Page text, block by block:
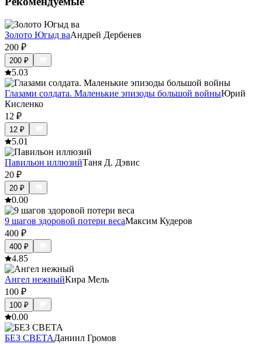
Золото Югыд ваАндрей Дербенев
200 ₽
200 ₽
5.03
Глазами солдата. Маленькие эпизоды большой войныЮрий
Кисленко
12 ₽
12 ₽
5.01
Павильон иллюзийТаня Д. Дэвис
20 ₽
20 ₽
0.00
9 шагов здоровой потери весаМаксим Кудеров
400 ₽
400 ₽
4.85
Ангел нежныйКира Мель
100 ₽
100 ₽
0.00
БЕЗ СВЕТАДаниил Громов